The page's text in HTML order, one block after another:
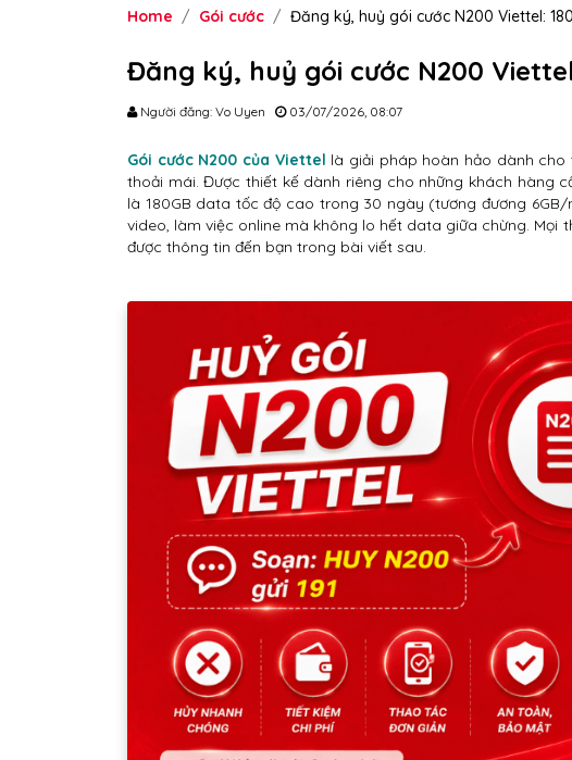
Home Gói cước Đăng ký, huỷ gói cước N200 Viettel:
Đăng ký, huỷ gói cước N200
Người đăng: Vo Uyen 03/07/2026, 08:07
Gói cước N200 của Viettel là giải pháp hoàn hảo dành
thoải mái. Được thiết kế dành riêng cho những khách hàng
là 180GB data tốc độ cao trong 30 ngày (tương đương
video, làm việc online mà không lo hết data giữa chừng. Mọi
được thông tin đến bạn trong bài viết sau.